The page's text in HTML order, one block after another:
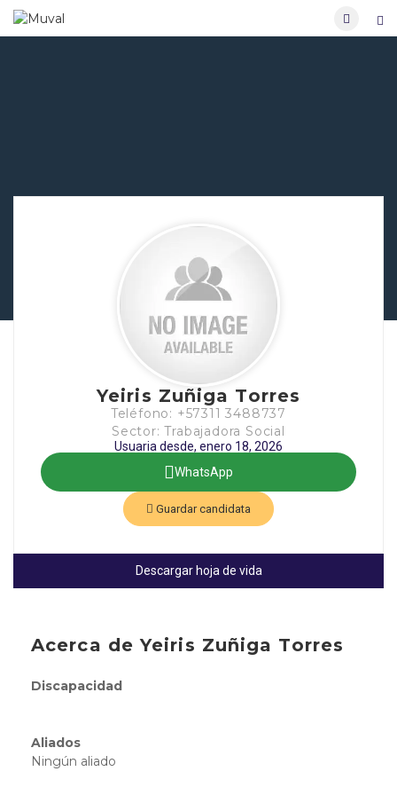
Yeiris Zuñiga Torres
Teléfono: +57311 3488737
Sector: Trabajadora Social
Usuaria desde, enero 18, 2026
WhatsApp
Guardar candidata
Descargar hoja de vida
Acerca de Yeiris Zuñiga Torres
Discapacidad
Aliados
Ningún aliado